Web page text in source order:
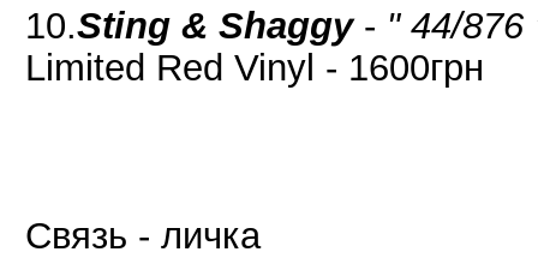
10.Sting & Shaggy- " 44/876
Limited Red Vinyl - 1600грн
Связь - личка